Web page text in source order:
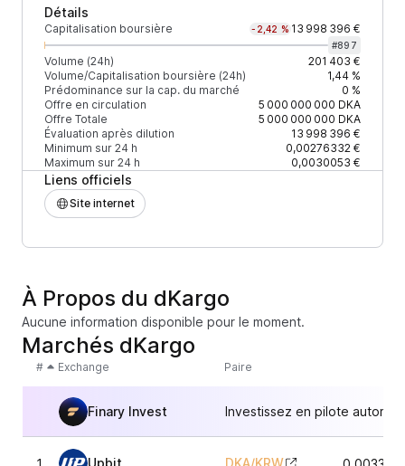
Détails
Capitalisation boursière -2,42 % 13 998 396 €
#897
Volume (24h)
201 403 €
Volume/Capitalisation boursière (24h)
1,44 %
Prédominance sur la cap. du marché
0 %
Offre en circulation
5 000 000 000 DKA
Offre Totale
5 000 000 000 DKA
Évaluation après dilution
13 998 396 €
Minimum sur 24 h
0,00276332 €
Maximum sur 24 h
0,0030053 €
Liens officiels
Site internet
À Propos du dKargo
Aucune information disponible pour le moment.
Marchés dKargo
# Exchange Paire
Finary Invest Investissez en pilote
Upbit DKA/KRW